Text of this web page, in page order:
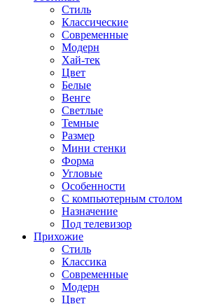
Стиль
Классические
Современные
Модерн
Хай-тек
Цвет
Белые
Венге
Светлые
Темные
Размер
Мини стенки
Форма
Угловые
Особенности
С компьютерным столом
Назначение
Под телевизор
Прихожие
Стиль
Классика
Современные
Модерн
Цвет